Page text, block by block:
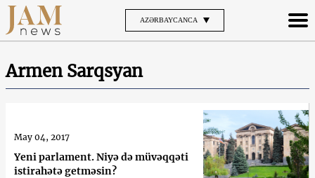
AZƏRBAYCANCA
Armen Sarqsyan
Yeni parlament. Niyə də müvəqqəti
istirahətə getməsin?
May 04, 2017